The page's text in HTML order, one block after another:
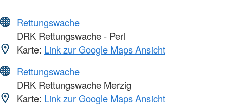
Rettungswache
DRK Rettungswache - Perl
Karte: Link zur Google Maps Ansicht
Rettungswache
DRK Rettungswache Merzig
Karte: Link zur Google Maps Ansicht